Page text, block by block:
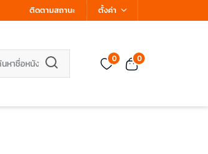
ติดตามสถานะ ตั้งค่า
0 0